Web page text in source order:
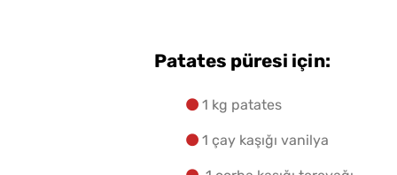
Yapmanın 4 Püf Noktası
Patates püresi için:
1 kg patates
1 çay kaşığı vanilya